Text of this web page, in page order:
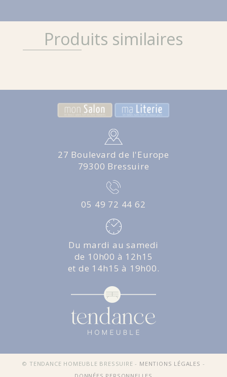
Produits similaires
27 Boulevard de l'Europe
79300 Bressuire
05 49 72 44 62
Du mardi au samedi
de 10h00 à 12h15
et de 14h15 à 19h00.
© TENDANCE HOMEUBLE BRESSUIRE - MENTIONS LÉGALES -